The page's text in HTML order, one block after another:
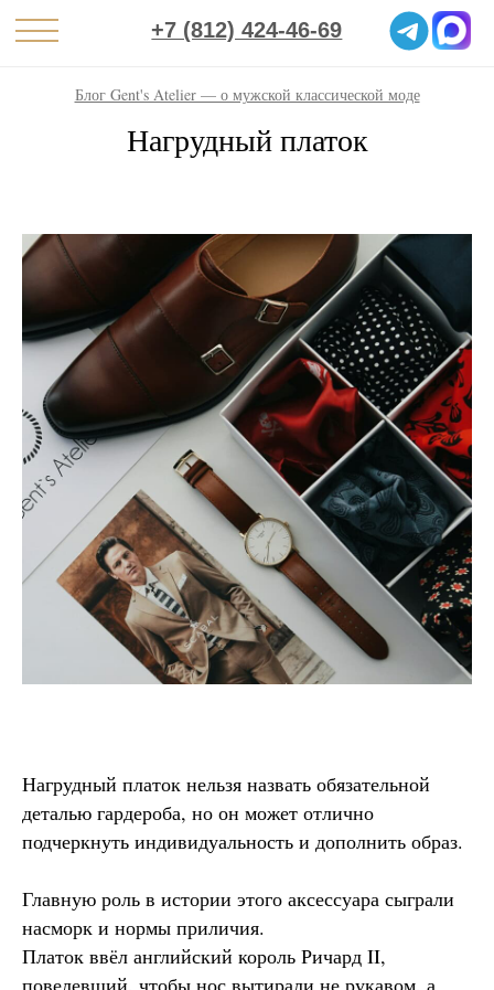
+7 (812) 424-46-69
Блог Gent's Atelier — о мужской классической моде
Нагрудный платок
Нагрудный платок нельзя назвать обязательной
деталью гардероба, но он может отлично
подчеркнуть индивидуальность и дополнить образ.
Главную роль в истории этого аксессуара сыграли
насморк и нормы приличия.
Платок ввёл английский король Ричард II,
повелевший, чтобы нос вытирали не рукавом, а